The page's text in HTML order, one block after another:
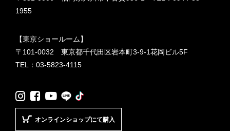
1955
【東京ショールーム】
〒101-0032 東京都千代田区岩本町3-9-1花岡ビル5F
TEL： 03-5823-4115
Instagram
Facebook
YouTube
LINE
オンラインショップにて購入